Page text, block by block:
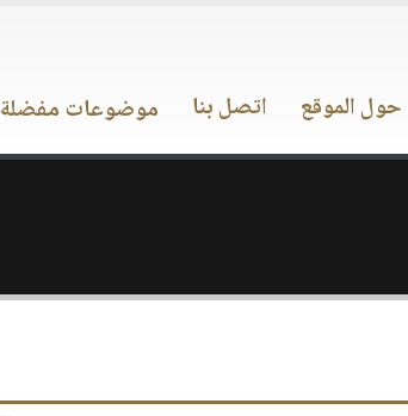
حول الموقع اتصل بنا موضوعات مفضلة